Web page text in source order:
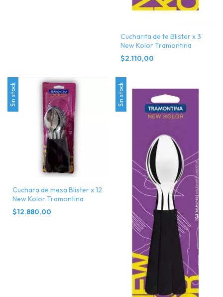
Cucharita de te Blister x 3
New Kolor Tramontina
$2.110,00
Sin stock
Cuchara de mesa Blister x 12
New Kolor Tramontina
$12.880,00
Sin stock